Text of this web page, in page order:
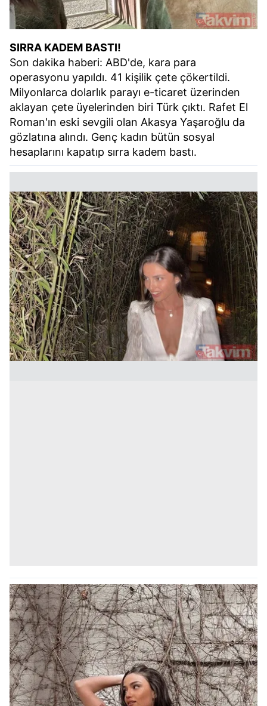
SIRRA KADEM BASTI!
Son dakika haberi: ABD'de, kara para
operasyonu yapıldı. 41 kişilik çete çökertildi.
Milyonlarca dolarlık parayı e-ticaret üzerinden
aklayan çete üyelerinden biri Türk çıktı. Rafet El
Roman'ın eski sevgili olan Akasya Yaşaroğlu da
gözlatına alındı. Genç kadın bütün sosyal
hesaplarını kapatıp sırra kadem bastı.